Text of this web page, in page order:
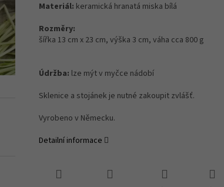
Materiál: keramická hranatá miska bílá
Rozměry:
šířka 13 cm x 23 cm, výška 3 cm, váha cca 800 g
Údržba: lze mýt v myčce nádobí
Sklenice a stojánek je nutné zakoupit zvlášť.
Vyrobeno v Německu.
Detailní informace